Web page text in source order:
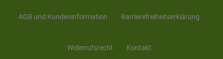
AGB und Kunden­information Barrierefreiheitserklärung
Widerrufs­recht Kontakt